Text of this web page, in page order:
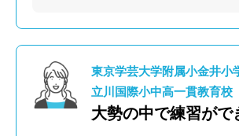
東京学芸大学附属小金井小
立川国際小中高一貫教育
大勢の中で練習がで